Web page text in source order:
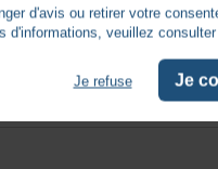
d'avis ou retirer votre
d'informations, veuillez
Je refuse Je